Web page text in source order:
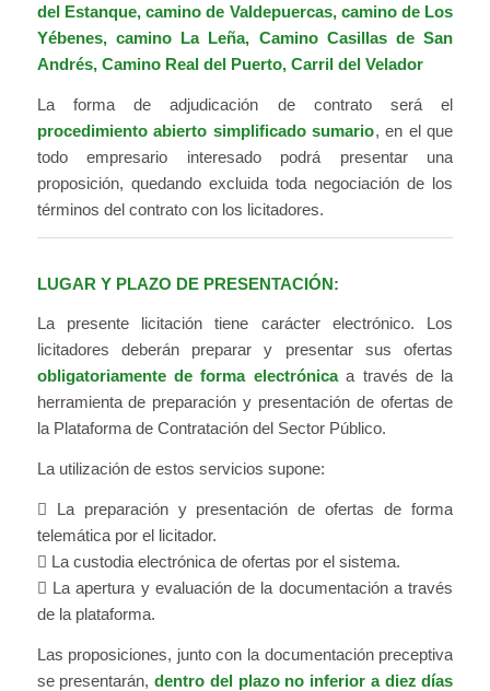
del Estanque, camino de Valdepuercas, camino de Los
Yébenes, camino La Leña, Camino Casillas de San
Andrés, Camino Real del Puerto, Carril del Velador
La forma de adjudicación de contrato será el
procedimiento abierto simplificado sumario, en el que
todo empresario interesado podrá presentar una
proposición, quedando excluida toda negociación de los
términos del contrato con los licitadores.
LUGAR Y PLAZO DE PRESENTACIÓN:
La presente licitación tiene carácter electrónico. Los
licitadores deberán preparar y presentar sus ofertas
obligatoriamente de forma electrónicaa través de la
herramienta de preparación y presentación de ofertas de
la Plataforma de Contratación del Sector Público.
La utilización de estos servicios supone:
 La preparación y presentación de ofertas de forma
telemática por el licitador.
 La custodia electrónica de ofertas por el sistema.
 La apertura y evaluación de la documentación a través
de la plataforma.
Las proposiciones, junto con la documentación preceptiva
se presentarán,dentro del plazo no inferior a diez días